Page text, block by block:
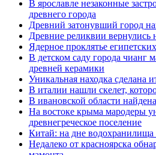
В ярославле незаконные
древнего города
Древний затонувший город
Древние реликвии вернулись
Ядерное проклятье
В детском саду города чианг
древней керамики
Уникальная находка сделана
В италии нашли скелет,
В ивановской области
На востоке крыма мародеры
древнегреческое поселение
Китай: на дне
Недалеко от красноярска